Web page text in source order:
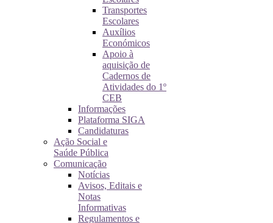
Transportes
Escolares
Auxílios
Económicos
Apoio à
aquisição de
Cadernos de
Atividades do 1º
CEB
Informações
Plataforma SIGA
Candidaturas
Ação Social e
Saúde Pública
Comunicação
Notícias
Avisos, Editais e
Notas
Informativas
Regulamentos e